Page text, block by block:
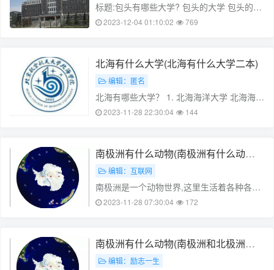
标题:包头有哪些大学? 包头的大学 包头的大
学有:包头医学院包头师范学院包头市广播电
育学、文学、理学、工学等。……
2023-12-04 01:10:02 769
北海有什么大学(北海有什么大学二本)
编辑：匿名
北海有哪些大学？ 1. 北海海洋大学 北海海洋
大学是一所以海洋科学和渔业为特色，工、
院，2007年更名为北海海……
2023-11-28 22:30:04 144
南极洲有什么动物(南极洲有什么动物
英文)编辑：互联网
南极洲是一个动物世界,这里生活着各种各样
的动物。本文将介绍南极洲上的动物及其生
洲的寒冷环境中。企鹅的羽……
2023-11-28 07:30:04 172
南极洲有什么动物(南极洲和北极洲哪
个更冷)
编辑：励志一生